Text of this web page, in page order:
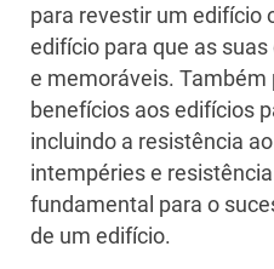
para revestir um edifício
edifício para que as
e memoráveis.
benefícios aos edifícios
incluindo a resistência
intempéries e
fundamental para o
de um edifício.